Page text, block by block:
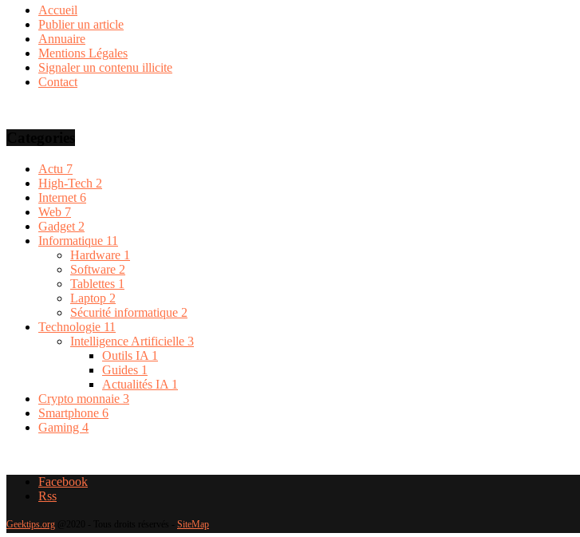
Accueil
Publier un article
Annuaire
Mentions Légales
Signaler un contenu illicite
Contact
Actu 7
High-Tech 2
Internet 6
Web 7
Gadget 2
Informatique 11
Hardware 1
Software 2
Tablettes 1
Laptop 2
Sécurité informatique 2
Technologie 11
Intelligence Artificielle 3
Outils IA 1
Guides 1
Actualités IA 1
Crypto monnaie 3
Smartphone 6
Gaming 4
Facebook
Rss
Geektips.org SiteMap